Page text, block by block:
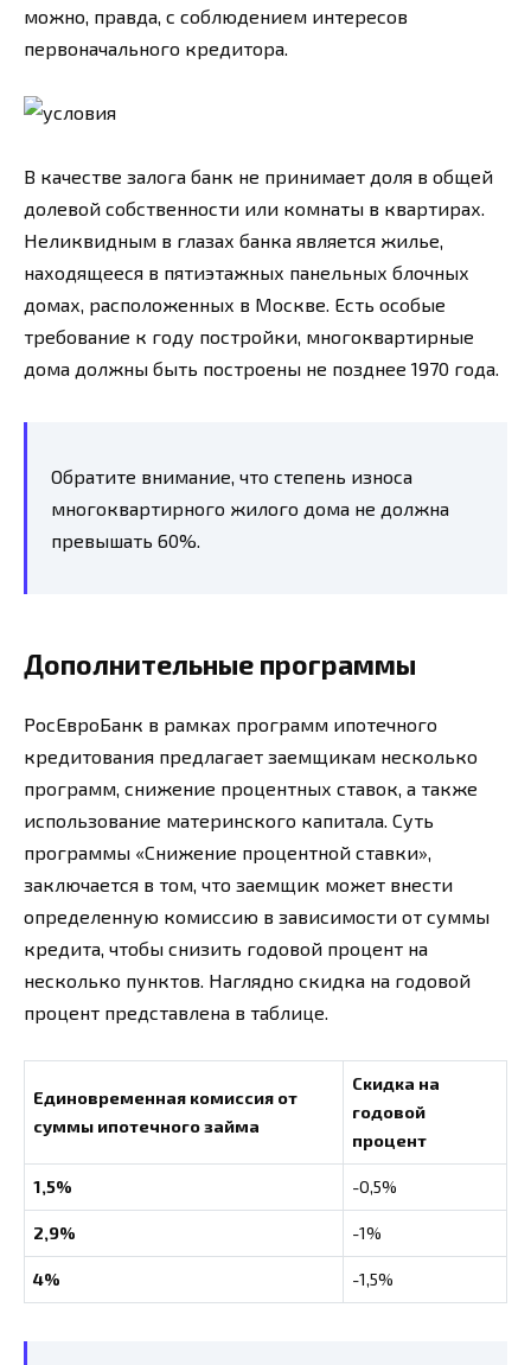
можно, правда, с соблюдением интересов
первоначального кредитора.
В качестве залога банк не принимает доля в общей
долевой собственности или комнаты в квартирах.
Неликвидным в глазах банка является жилье,
находящееся в пятиэтажных панельных блочных
домах, расположенных в Москве. Есть особые
требование к году постройки, многоквартирные
дома должны быть построены не позднее 1970 года.
Обратите внимание, что степень износа
многоквартирного жилого дома не должна
превышать 60%.
Дополнительные программы
РосЕвроБанк в рамках программ ипотечного
кредитования предлагает заемщикам несколько
программ, снижение процентных ставок, а также
использование материнского капитала. Суть
программы «Снижение процентной ставки»,
заключается в том, что заемщик может внести
определенную комиссию в зависимости от суммы
кредита, чтобы снизить годовой процент на
несколько пунктов. Наглядно скидка на годовой
процент представлена в таблице.
Единовременная комиссия от
суммы ипотечного займа
Скидка на
годовой
процент
1,5% -0,5%
2,9% -1%
4% -1,5%